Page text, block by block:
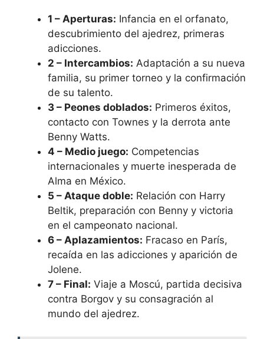
1 – Aperturas: Infancia en el orfanato,
descubrimiento del ajedrez, primeras
adicciones.
2 – Intercambios: Adaptación a su nueva
familia, su primer torneo y la confirmación
de su talento.
3 – Peones doblados: Primeros éxitos,
contacto con Townes y la derrota ante
Benny Watts.
4 – Medio juego: Competencias
internacionales y muerte inesperada de
Alma en México.
5 – Ataque doble: Relación con Harry
Beltik, preparación con Benny y victoria
en el campeonato nacional.
6 – Aplazamientos: Fracaso en París,
recaída en las adicciones y aparición de
Jolene.
7 – Final: Viaje a Moscú, partida decisiva
contra Borgov y su consagración al
mundo del ajedrez.